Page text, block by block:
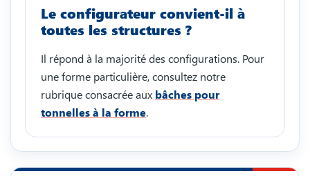
Le configurateur convient-il à
toutes les structures ?
Il répond à la majorité des configurations. Pour
une forme particulière, consultez notre
rubrique consacrée aux bâches pour
tonnelles à la forme.